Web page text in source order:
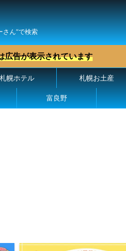
ん“で検索
広告が表示されています
札幌ホテル 札幌お土産
富良野